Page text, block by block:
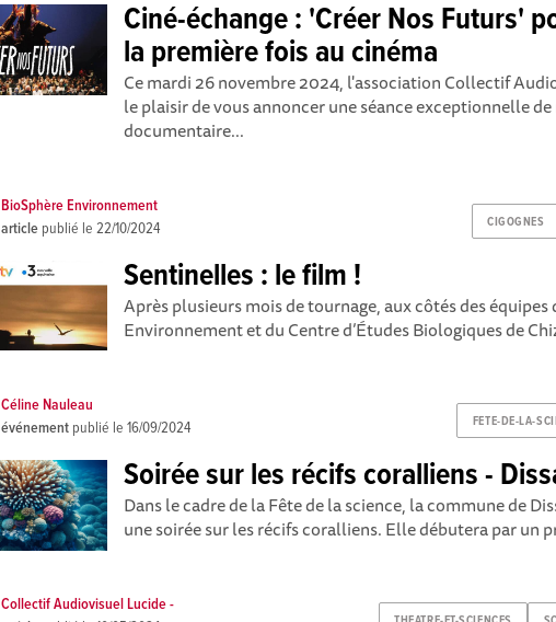
Ciné-échange : 'Créer Nos Futurs'
la première fois au cinéma
Ce mardi 26 novembre 2024, l'association Collectif
le plaisir de vous annoncer une séance exceptionnelle
documentaire...
CIGOGNES
BioSphère Environnement
article publié le22/10/2024
Sentinelles : le film !
Après plusieurs mois de tournage, aux côtés des équipes
Environnement et du Centre d’Études Biologiques de
FETE-DE-LA-
Céline Nauleau
événement publié le16/09/2024
Soirée sur les récifs coralliens -
Dans le cadre de la Fête de la science, la commune de
une soirée sur les récifs coralliens. Elle débutera par un
Collectif Audiovisuel Lucide -